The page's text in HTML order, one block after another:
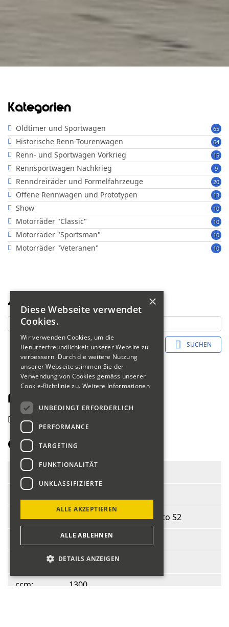
Kategorien
65
Oldtimer und Sportwagen
64
Historische Renn-Tourenwagen
15
Renn- und Sportwagen Vorkrieg
9
Rennsportwagen Nachkrieg
20
Renndreiräder und Formelfahrzeuge
13
Offene Rennwagen und Prototypen
10
Show
10
Motorräder "Classic"
10
Motorräder "Sportsman"
10
Motorräder "Veteranen"
Suche
SUCHEN
Fahrerliste 2018
zurück
Orsatti Hans
Start-Nr.:
Fahrzeug:
Lancia Fulvia Sport Zagato S2
1972
100
ccm:
1300
×
Diese Webseite verwendet
Cookies.
Wir verwenden Cookies, um die
Benutzerfreundlichkeit unserer Website zu
verbessern. Durch die weitere Nutzung
unserer Webseite stimmen Sie der
Verwendung von Cookies gemäss unserer
Cookie-Richtlinie zu. Weitere Informationen
UNBEDINGT ERFORDERLICH
PERFORMANCE
TARGETING
FUNKTIONALITÄT
UNKLASSIFIZIERTE
ALLE AKZEPTIEREN
ALLE ABLEHNEN
DETAILS ANZEIGEN